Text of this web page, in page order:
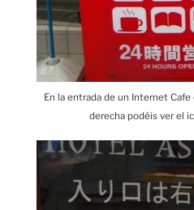
En la entrada de un Internet Cafe
derecha podéis ver el